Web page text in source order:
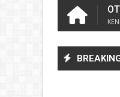
Pesona Ondel-Ondel